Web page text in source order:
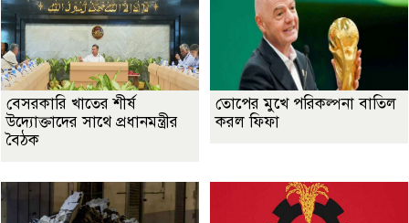
বেসরকারি খাতের শীর্ষ
উদ্যোক্তাদের সাথে প্রধানমন্ত্রীর
বৈঠক
তোপের মুখে পরিকল্পনা বাতিল
করল ফিফা